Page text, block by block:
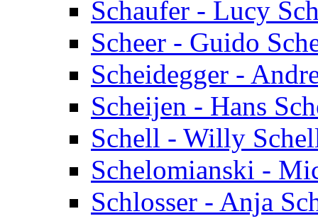
Schaufer - Lucy
Scheer - Guido
Scheidegger -
Scheijen - Hans
Schell - Willy
Schelomianski -
Schlosser - Anja